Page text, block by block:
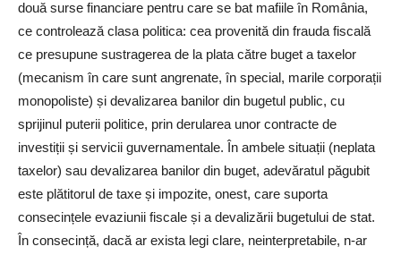
două surse financiare pentru care se bat mafiile în România,
ce controlează clasa politica: cea provenită din frauda fiscală
ce presupune sustragerea de la plata către buget a taxelor
(mecanism în care sunt angrenate, în special, marile corporații
monopoliste) și devalizarea banilor din bugetul public, cu
sprijinul puterii politice, prin derularea unor contracte de
investiții și servicii guvernamentale. În ambele situații (neplata
taxelor) sau devalizarea banilor din buget, adevăratul păgubit
este plătitorul de taxe și impozite, onest, care suporta
consecințele evaziunii fiscale și a devalizării bugetului de stat.
În consecință, dacă ar exista legi clare, neinterpretabile, n-ar